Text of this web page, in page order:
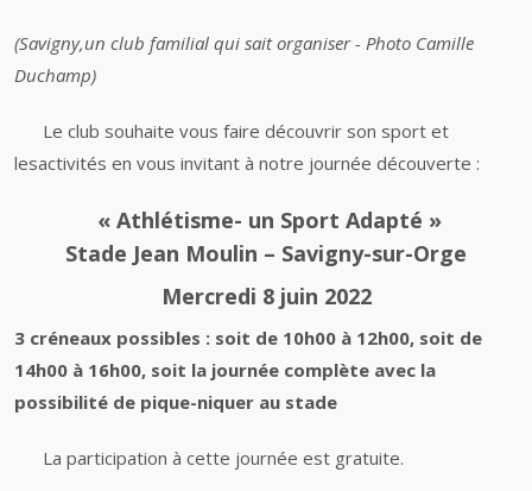
(Savigny,un club familial qui sait organiser - Photo Camille
Duchamp)
Le club souhaite vous faire découvrir son sport et
lesactivités en vous invitant à notre journée découverte :
« Athlétisme- un Sport Adapté »
Stade Jean Moulin – Savigny-sur-Orge
Mercredi 8 juin 2022
3 créneaux possibles : soit de 10h00 à 12h00, soit de
14h00 à 16h00, soit la journée complète avec la
possibilité de pique-niquer au stade
La participation à cette journée est gratuite.